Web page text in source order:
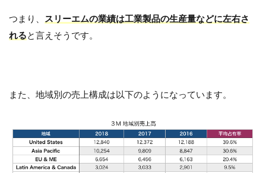
つまり、
スリーエムの業績は工業製品の生産量などに左右さ
れると言えそうです。
また、地域別の売上構成は以下のようになっています。